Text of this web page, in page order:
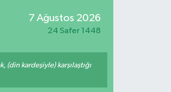
7 Ağustos 2026
24 Safer 1448
kardeşiyle) karşılaştığı